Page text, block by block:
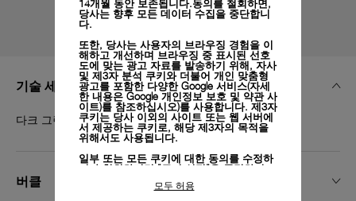
기술 세부 정보
다크 그린 카프, 에크루 스티치, STD, 26/22, BA
버클
14개월 동안 보존됩니다.동의를 철회하면,
당사는 향후 모든 데이터 수집을 중단합니
다.
또한, 당사는 사용자의 브라우징 경험을 이
해하고 개선하며 브라우징 중 표시된 선호
도에 맞는 광고 자료를 발송하기 위해, 자사
및 제3자 분석 쿠키와 더불어 개인 맞춤형
광고를 포함한 다양한 Google 서비스(자세
한 내용은 Google 개인정보 보호 및 약관 사
이트)를 참조하십시오)를 사용합니다. 제3자
쿠키는 당사 이외의 사이트 또는 웹 서버에
서 제공하는 쿠키로, 해당 제3자의 목적을
위해서도 사용됩니다.
일부 또는 모든 쿠키에 대한 동의를 수정하
거나 철회하려면 "쿠키 설정"을 클릭하거
수집하는 정보" 섹션을 참조하여 자세히 알
모두 허용